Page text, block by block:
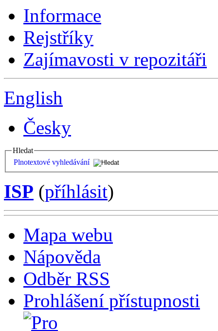
Informace
Rejstříky
Zajímavosti v repozitáři
English
Česky
Hledat
Plnotextové vyhledávání
ISP (příhlásit)
Mapa webu
Nápověda
Odběr RSS
Prohlášení přístupnosti